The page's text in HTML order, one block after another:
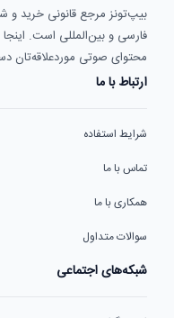
بیپ‌تونز مرجع قانونی خرید
فارسی و بین‌المللی است. اینجا
محتوای صوتی موردعلاقه‌تان
ارتباط با ما
شرایط استفاده
تماس با ما
همکاری با ما
سوالات متداول
شبکه‌های اجتماعی